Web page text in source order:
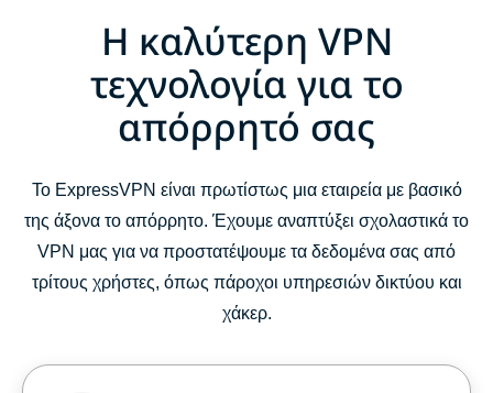
Η καλύτερη VPN
τεχνολογία για το
απόρρητό σας
Το ExpressVPN είναι πρωτίστως μια εταιρεία με βασικό
της άξονα το απόρρητο. Έχουμε αναπτύξει σχολαστικά το
VPN μας για να προστατέψουμε τα δεδομένα σας από
τρίτους χρήστες, όπως πάροχοι υπηρεσιών δικτύου και
χάκερ.